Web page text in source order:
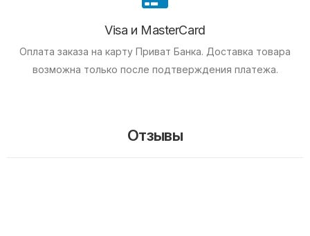
Visa и MasterCard
Оплата заказа на карту Приват Банка. Доставка товара
возможна только после подтверждения платежа.
Отзывы